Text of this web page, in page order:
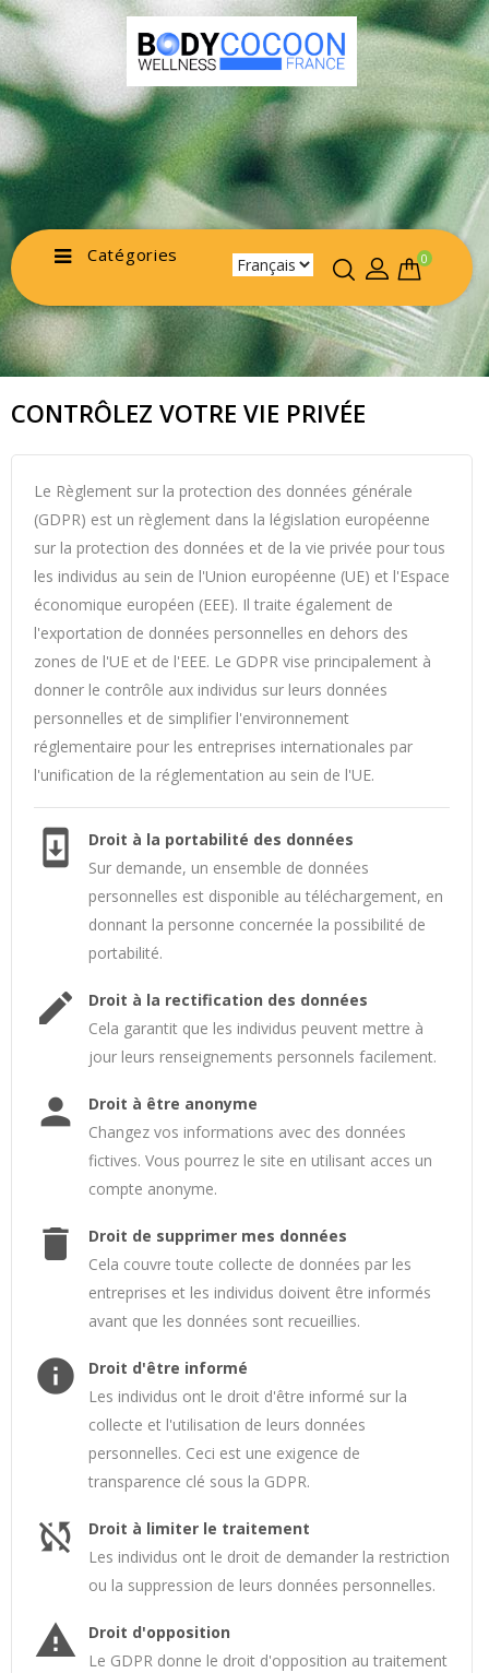
0
Catégories
CONTRÔLEZ VOTRE VIE PRIVÉE
Le Règlement sur la protection des données générale
(GDPR) est un règlement dans la législation européenne
sur la protection des données et de la vie privée pour tous
les individus au sein de l'Union européenne (UE) et l'Espace
économique européen (EEE). Il traite également de
l'exportation de données personnelles en dehors des
zones de l'UE et de l'EEE. Le GDPR vise principalement à
donner le contrôle aux individus sur leurs données
personnelles et de simplifier l'environnement
réglementaire pour les entreprises internationales par
l'unification de la réglementation au sein de l'UE.
system_update
Droit à la portabilité des données
Sur demande, un ensemble de données
personnelles est disponible au téléchargement, en
donnant la personne concernée la possibilité de
portabilité.
edit
Droit à la rectification des données
Cela garantit que les individus peuvent mettre à
jour leurs renseignements personnels facilement.
person
Droit à être anonyme
Changez vos informations avec des données
fictives. Vous pourrez le site en utilisant acces un
compte anonyme.
delete
Droit de supprimer mes données
Cela couvre toute collecte de données par les
entreprises et les individus doivent être informés
avant que les données sont recueillies.
info
Droit d'être informé
Les individus ont le droit d'être informé sur la
collecte et l'utilisation de leurs données
personnelles. Ceci est une exigence de
transparence clé sous la GDPR.
sync_disabled
Droit à limiter le traitement
Les individus ont le droit de demander la restriction
ou la suppression de leurs données personnelles.
warning
Droit d'opposition
Le GDPR donne le droit d'opposition au traitement